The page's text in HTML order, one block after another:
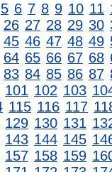
5 6 7 8 9 10 11
26 27 28 29 30
45 46 47 48 49
64 65 66 67 68
83 84 85 86 87
101 102 103
115 116 117
129 130 131
143 144 145
157 158 159